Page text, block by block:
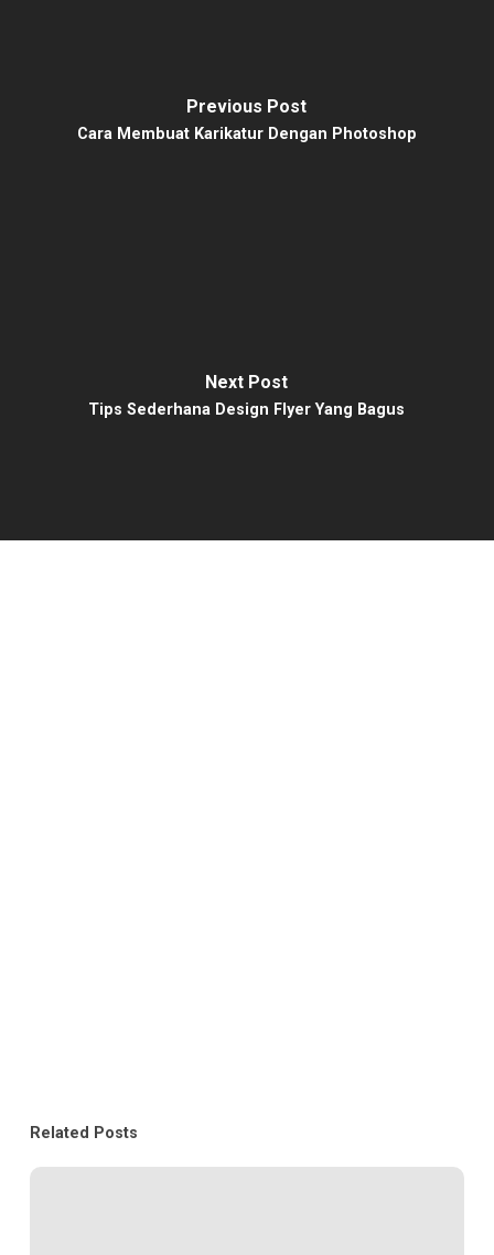
Previous Post
Cara Membuat Karikatur Dengan Photoshop
Next Post
Tips Sederhana Design Flyer Yang Bagus
Related Posts